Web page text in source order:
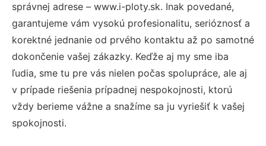
správnej adrese – www.i-ploty.sk. Inak povedané,
garantujeme vám vysokú profesionalitu, serióznosť a
korektné jednanie od prvého kontaktu až po samotné
dokončenie vašej zákazky. Keďže aj my sme iba
ľudia, sme tu pre vás nielen počas spolupráce, ale aj
v prípade riešenia prípadnej nespokojnosti, ktorú
vždy berieme vážne a snažíme sa ju vyriešiť k vašej
spokojnosti.